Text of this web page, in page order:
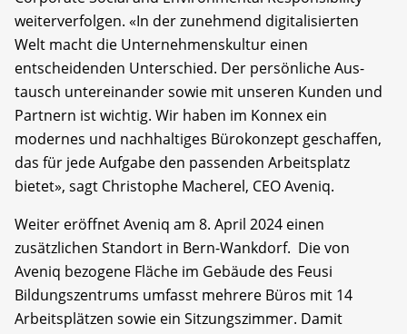
weiterverfolgen. «In der zunehmend digitalisierten
Welt macht die Unternehmenskultur einen
entscheidenden Unterschied. Der persönliche Aus-
tausch untereinander sowie mit unseren Kunden und
Partnern ist wichtig. Wir haben im Konnex ein
modernes und nachhaltiges Bürokonzept geschaffen,
das für jede Aufgabe den passenden Arbeitsplatz
bietet», sagt Christophe Macherel, CEO Aveniq.
Weiter eröffnet Aveniq am 8. April 2024 einen
zusätzlichen Standort in Bern-Wankdorf. Die von
Aveniq bezogene Fläche im Gebäude des Feusi
Bildungszentrums umfasst mehrere Büros mit 14
Arbeitsplätzen sowie ein Sitzungszimmer. Damit